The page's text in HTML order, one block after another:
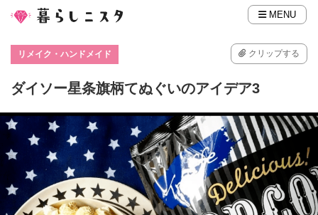
MENU
リメイク・ハンドメイド クリップする
ダイソー星条旗柄てぬぐいのアイデア3